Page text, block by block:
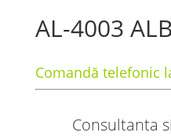
AL-4003
Comandă telefonic
Consultanta